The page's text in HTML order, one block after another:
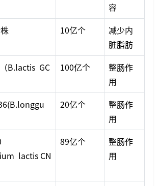
容
10亿个
减少内
脏脂肪
B.lactis GC
100亿个
整肠作
用
20亿个
整肠作
用
lactis CN
89亿个
整肠作
用